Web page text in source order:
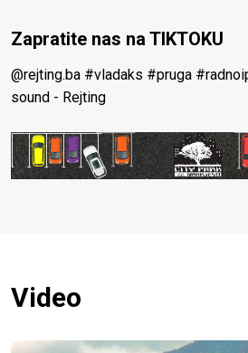
Zapratite nas na TIKTOKU
@rejting.ba #vladaks #pruga
sound - Rejting
Video